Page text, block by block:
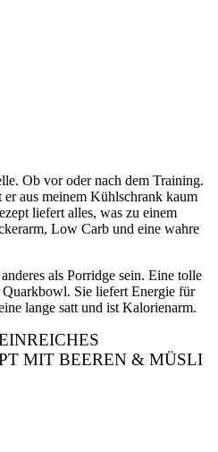
Ob vor oder nach dem Training.
aus meinem Kühlschrank kaum
liefert alles, was zu einem
Low Carb und eine wahre
als Porridge sein. Eine tolle
Sie liefert Energie für
lange satt und ist Kalorienarm.
MIT BEEREN & MÜSLI